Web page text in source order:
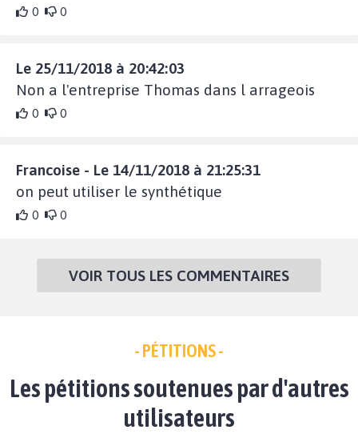
0 0
Le 25/11/2018 à 20:42:03
Non a l'entreprise Thomas dans l arrageois
0 0
Francoise - Le 14/11/2018 à 21:25:31
on peut utiliser le synthétique
0 0
VOIR TOUS LES COMMENTAIRES
- PÉTITIONS -
Les pétitions soutenues par d'autres
utilisateurs